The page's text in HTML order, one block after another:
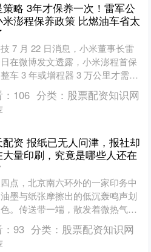
策略 3年才保养一次！雷军公
米澎程保养政策 比燃油车省太
7 月 22 日消息，小米董事长雷
在微博发文透露，小米澎程首保
车 3 年或增程器 3 万公里才需保
次，用雷军的话说是"超省心"。 7
106 分类： 股票配资知识网
配资 报纸已无人问津，报社却
大量印刷，究竟是哪些人还在
点，北京南六环外的一家印务中
墨与纸张摩擦出的低沉轰鸣声划
。传送带一端，散发着微热气息
纸整齐落下；另一端，几十辆配送
着双闪等候。这样的....
93 分类： 股票配资知识网